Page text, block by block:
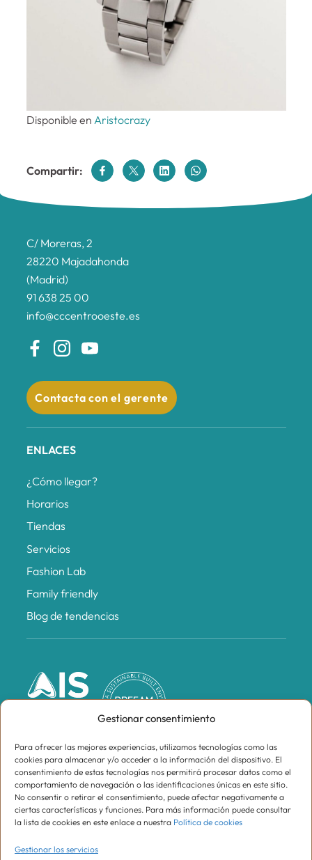
Gestionar consentimiento
Para ofrecer las mejores experiencias, utilizamos tecnologías como las
cookies para almacenar y/o acceder a la información del dispositivo. El
consentimiento de estas tecnologías nos permitirá procesar datos como el
comportamiento de navegación o las identificaciones únicas en este sitio.
No consentir o retirar el consentimiento, puede afectar negativamente a
ciertas características y funciones. Para más información puede consultar
la lista de cookies en este enlace a nuestra Política de cookies
Gestionar los servicios
Disponible en Aristocrazy
Compartir:
C/ Moreras, 2
28220 Majadahonda
(Madrid)
91 638 25 00
info@cccentrooeste.es
Contacta con el gerente
ENLACES
¿Cómo llegar?
Horarios
Tiendas
Servicios
Fashion Lab
Family friendly
Blog de tendencias